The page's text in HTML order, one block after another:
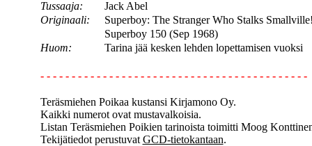
Tussaaja:
Jack Abel
Originaali:
Superboy: The Stranger Who Stalks
Superboy 150 (Sep 1968)
Huom:
Tarina jää kesken lehden lopettamisen vuoksi
- - - - - - - - - - - - - - - - - - - - - - - - - - - - - - - - - - - - - - - - - - -
Teräsmiehen Poikaa kustansi Kirjamono Oy.
Kaikki numerot ovat mustavalkoisia.
Listan Teräsmiehen Poikien tarinoista toimitti Moog
Tekijätiedot perustuvat GCD-tietokantaan.